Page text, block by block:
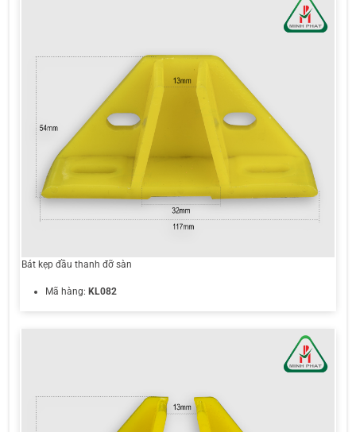
Bát kẹp đầu thanh đỡ sàn
Mã hàng: KL082